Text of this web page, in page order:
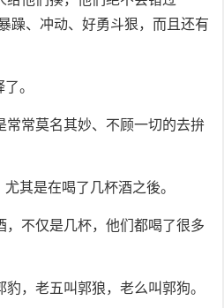
躁、冲动、好勇斗狠，而且还有
。
常常莫名其妙、不顾一切的去拚
其是在喝了几杯酒之後。
，不仅是几杯，他们都喝了很多
，老五叫郭狼，老么叫郭狗。